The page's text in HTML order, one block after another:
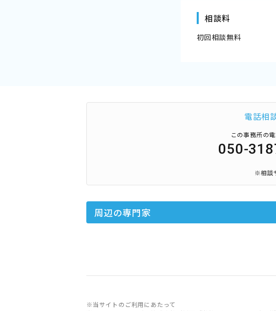
相談料
初回相談無料
電話相
この事務所の
050-
※相談
周辺の専門家
※当サイトのご利用にあたって